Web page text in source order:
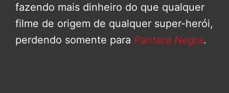
fazendo mais dinheiro do que qualquer
filme de origem de qualquer super-herói,
perdendo somente para Pantera Negra.